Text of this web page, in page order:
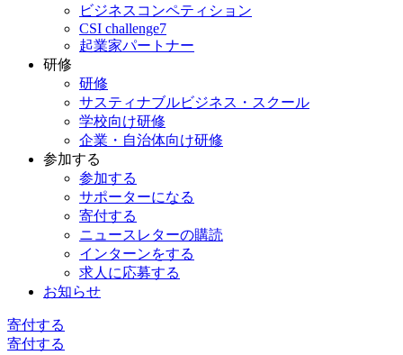
ビジネスコンペティション
CSI challenge7
起業家パートナー
研修
研修
サスティナブルビジネス・スクール
学校向け研修
企業・自治体向け研修
参加する
参加する
サポーターになる
寄付する
ニュースレターの購読
インターンをする
求人に応募する
お知らせ
寄付する
寄付する